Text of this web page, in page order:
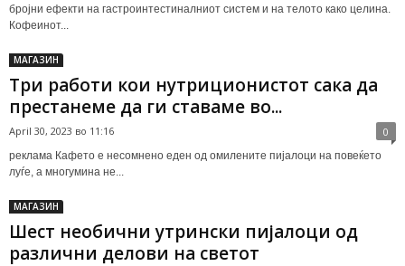
бројни ефекти на гастроинтестиналниот систем и на телото како целина.
Кофеинот...
МАГАЗИН
Три работи кои нутриционистот сака да
престанеме да ги ставаме во...
April 30, 2023 во 11:16 0
реклама Кафето е несомнено еден од омилените пијалоци на повеќето
луѓе, а многумина не...
МАГАЗИН
Шест необични утрински пијалоци од
различни делови на светот